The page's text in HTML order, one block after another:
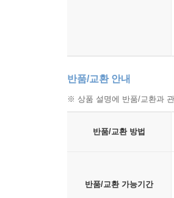
반품/교환 안내
※ 상품 설명에 반품/교환과
반품/교환 방법
반품/교환 가능기간